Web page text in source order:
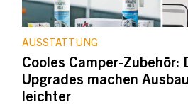
AUSSTATTUNG
Cooles Camper-Zubehör:
Upgrades machen
leichter